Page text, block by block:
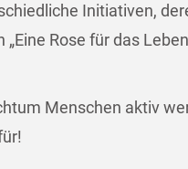
Initiativen,
Rose für das
Menschen aktiv